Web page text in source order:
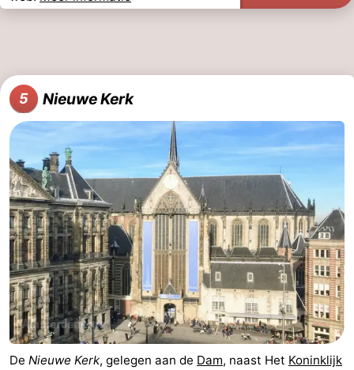
5 Nieuwe Kerk
De Nieuwe Kerk, gelegen aan de Dam, naast Het Koninklijk